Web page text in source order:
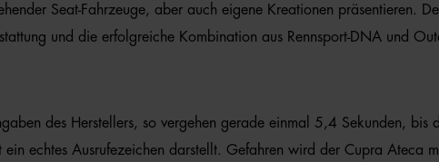
Seat-Fahrzeuge, aber auch eigene Kreationen präsentieren.
und die erfolgreiche Kombination aus Rennsport-DNA und
des Herstellers, so vergehen gerade einmal 5,4 Sekunden,
echtes Ausrufezeichen darstellt. Gefahren wird der Cupra Ateca